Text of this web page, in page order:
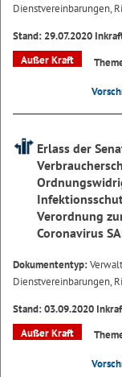
Dienstvereinbarungen,
Stand: 29.07.2020
Außer Kraft
Erlass der
Verordnung
Coronavirus
Dokumententyp:
Dienstvereinbarungen,
Stand: 03.09.2020
Außer Kraft